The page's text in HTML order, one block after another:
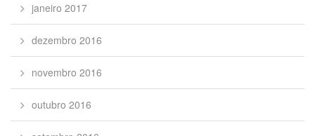
janeiro 2017
dezembro 2016
novembro 2016
outubro 2016